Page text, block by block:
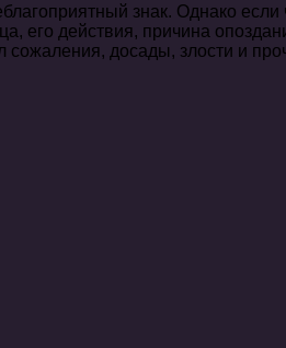
знак. Однако
его действия, причина
досады, злости и